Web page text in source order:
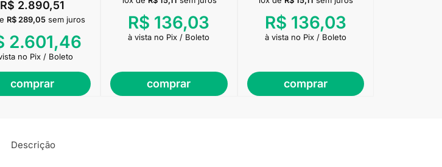
R$ 2.890,51
comprar
R$289,05 sem juros
2.601,46
no Pix / Boleto
comprar
R$ 136,03
à vista no Pix / Boleto
comprar
R$ 136,03
à vista no Pix / Boleto
Descrição